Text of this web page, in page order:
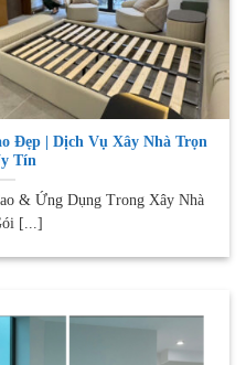
Đẹp | Dịch Vụ Xây Nhà Trọn
Tín
& Ứng Dụng Trong Xây Nhà
[...]